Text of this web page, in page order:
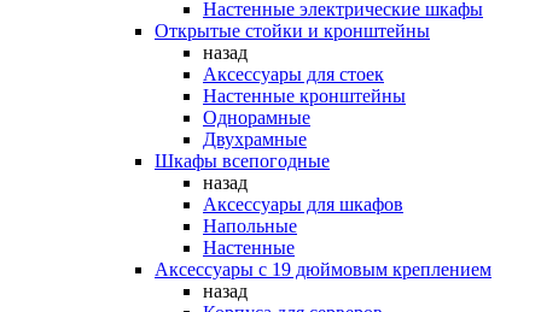
Настенные электрические шкафы
Открытые стойки и кронштейны
назад
Аксессуары для стоек
Настенные кронштейны
Однорамные
Двухрамные
Шкафы всепогодные
назад
Аксессуары для шкафов
Напольные
Настенные
Аксессуары с 19 дюймовым креплением
назад